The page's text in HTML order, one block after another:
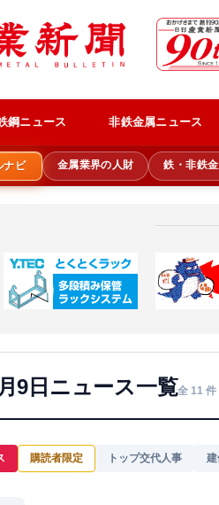
鋼ニュース 非鉄金属ニュース
ナビ 金属業界の人財 鉄・非鉄
9日ニュース一覧全 11 件
購読者限定 トップ交代人事